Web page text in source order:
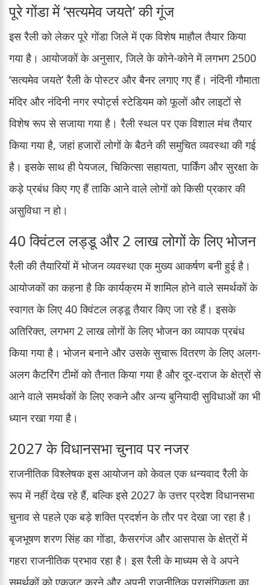
पूरे गोंडा में ‘सत्यमेव जयते’ की गूंज
इस रैली को लेकर पूरे गोंडा जिले में एक विशेष माहौल तैयार किया
गया है। आयोजकों के अनुसार, जिले के कोने-कोने में लगभग 2500
‘सत्यमेव जयते’ रैली के पोस्टर और बैनर लगाए गए हैं। नंदिनी गौमाता
मंदिर और नंदिनी नगर स्पोर्ट्स स्टेडियम को फूलों और लाइटों से
विशेष रूप से सजाया गया है। रैली स्थल पर एक विशाल मंच तैयार
किया गया है, जहां हजारों लोगों के बैठने की समुचित व्यवस्था की गई
है। इसके साथ ही पेयजल, चिकित्सा सहायता, पार्किंग और सुरक्षा के
कड़े प्रबंध किए गए हैं ताकि आने वाले लोगों को किसी प्रकार की
असुविधा न हो।
40 क्विंटल लड्डू और 2 लाख लोगों के लिए भोजन
रैली की तैयारियों में भोजन व्यवस्था एक मुख्य आकर्षण बनी हुई है।
आयोजकों का कहना है कि कार्यक्रम में शामिल होने वाले समर्थकों के
स्वागत के लिए 40 क्विंटल लड्डू तैयार किए जा रहे हैं। इसके
अतिरिक्त, लगभग 2 लाख लोगों के लिए भोजन का व्यापक प्रबंध
किया गया है। भोजन बनाने और उसके सुचारू वितरण के लिए अलग-
अलग कैटरिंग टीमों को तैनात किया गया है और दूर-दराज के क्षेत्रों से
आने वाले समर्थकों के लिए रुकने और अन्य बुनियादी सुविधाओं का भी
ध्यान रखा गया है।
2027 के विधानसभा चुनाव पर नजर
राजनीतिक विश्लेषक इस आयोजन को केवल एक धन्यवाद रैली के
रूप में नहीं देख रहे हैं, बल्कि इसे 2027 के उत्तर प्रदेश विधानसभा
चुनाव से पहले एक बड़े शक्ति प्रदर्शन के तौर पर देखा जा रहा है।
बृजभूषण शरण सिंह का गोंडा, कैसरगंज और आसपास के क्षेत्रों में
गहरा राजनीतिक प्रभाव रहा है। इस रैली के माध्यम से वे अपने
समर्थकों को एकजुट करने और अपनी राजनीतिक प्रासंगिकता का